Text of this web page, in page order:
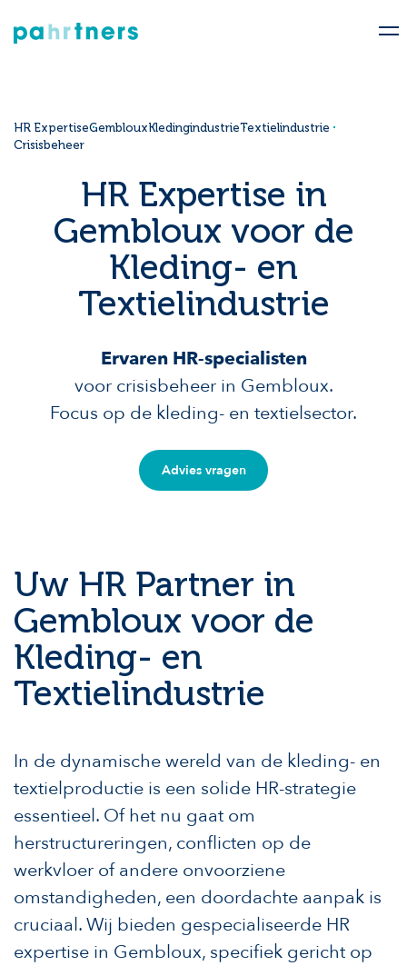
HR ExpertiseGemblouxKledingindustrieTextielindustrie
Crisisbeheer
HR Expertise in
Gembloux voor de
Kleding- en
Textielindustrie
Ervaren HR-specialisten
voor crisisbeheer in Gembloux.
Focus op de kleding- en textielsector.
Advies vragen
Uw HR Partner in
Gembloux voor de
Kleding- en
Textielindustrie
In de dynamische wereld van de kleding- en
textielproductie is een solide HR-strategie
essentieel. Of het nu gaat om
herstructureringen, conflicten op de
werkvloer of andere onvoorziene
omstandigheden, een doordachte aanpak is
cruciaal. Wij bieden gespecialiseerde HR
expertise in Gembloux, specifiek gericht op